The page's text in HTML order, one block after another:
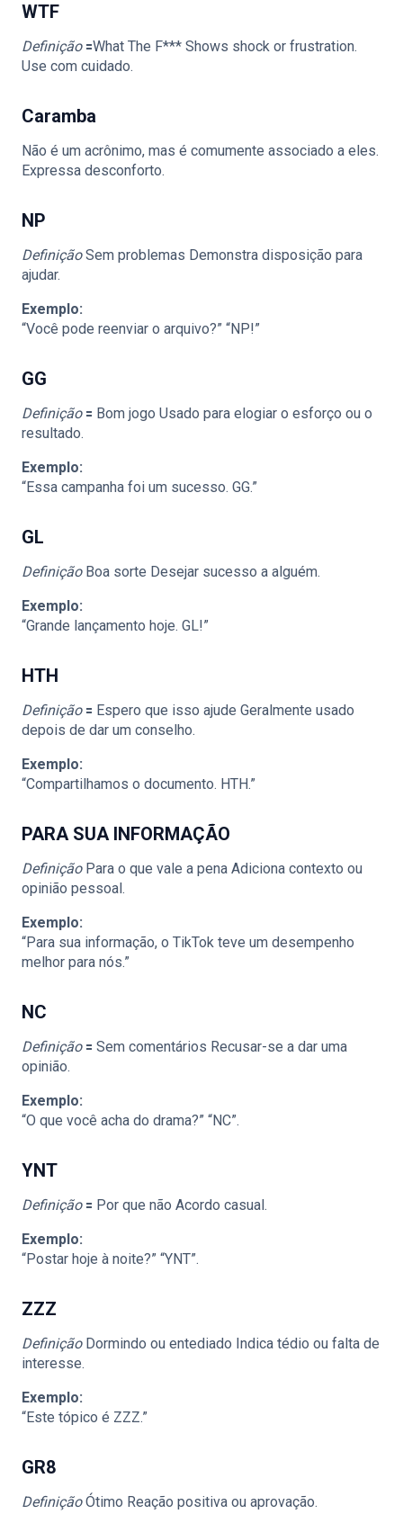
WTF
Definição🟰What The F*** Shows shock or frustration.
Use com cuidado.
Caramba
Não é um acrônimo, mas é comumente associado a eles.
Expressa desconforto.
NP
DefiniçãoSem problemas Demonstra disposição para
ajudar.
Exemplo:
“Você pode reenviar o arquivo?” “NP!”
GG
Definição🟰 Bom jogo Usado para elogiar o esforço ou o
resultado.
Exemplo:
“Essa campanha foi um sucesso. GG.”
GL
DefiniçãoBoa sorte Desejar sucesso a alguém.
Exemplo:
“Grande lançamento hoje. GL!”
HTH
Definição🟰 Espero que isso ajude Geralmente usado
depois de dar um conselho.
Exemplo:
“Compartilhamos o documento. HTH.”
PARA SUA INFORMAÇÃO
DefiniçãoPara o que vale a pena Adiciona contexto ou
opinião pessoal.
Exemplo:
“Para sua informação, o TikTok teve um desempenho
melhor para nós.”
NC
Definição🟰 Sem comentários Recusar-se a dar uma
opinião.
Exemplo:
“O que você acha do drama?” “NC”.
YNT
Definição🟰 Por que não Acordo casual.
Exemplo:
“Postar hoje à noite?” “YNT”.
ZZZ
DefiniçãoDormindo ou entediado Indica tédio ou falta de
interesse.
Exemplo:
“Este tópico é ZZZ.”
GR8
DefiniçãoÓtimo Reação positiva ou aprovação.